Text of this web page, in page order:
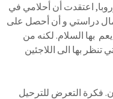
اعتقدت أن أحلامي في
دراستي و أن أحصل على
بها السلام. لكنه من
تنظر بها الى اللاجئين
فكرة التعرض للترحيل